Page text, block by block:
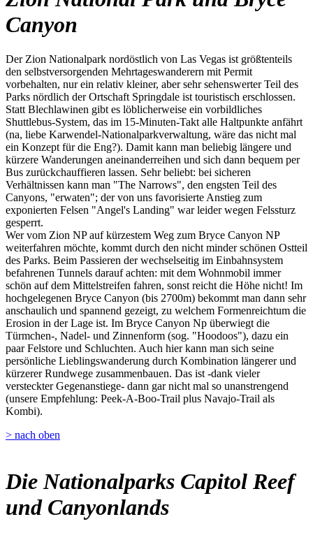
Canyon
Der Zion Nationalpark nordöstlich von Las Vegas ist größtenteils
den selbstversorgenden Mehrtageswanderern mit Permit
vorbehalten, nur ein relativ kleiner, aber sehr sehenswerter Teil des
Parks nördlich der Ortschaft Springdale ist touristisch erschlossen.
Statt Blechlawinen gibt es löblicherweise ein vorbildliches
Shuttlebus-System, das im 15-Minuten-Takt alle Haltpunkte anfährt
(na, liebe Karwendel-Nationalparkverwaltung, wäre das nicht mal
ein Konzept für die Eng?). Damit kann man beliebig längere und
kürzere Wanderungen aneinanderreihen und sich dann bequem per
Bus zurückchauffieren lassen. Sehr beliebt: bei sicheren
Verhältnissen kann man "The Narrows", den engsten Teil des
Canyons, "erwaten"; der von uns favorisierte Anstieg zum
exponierten Felsen "Angel's Landing" war leider wegen Felssturz
gesperrt.
Wer vom Zion NP auf kürzestem Weg zum Bryce Canyon NP
weiterfahren möchte, kommt durch den nicht minder schönen Ostteil
des Parks. Beim Passieren der wechselseitig im Einbahnsystem
befahrenen Tunnels darauf achten: mit dem Wohnmobil immer
schön auf dem Mittelstreifen fahren, sonst reicht die Höhe nicht! Im
hochgelegenen Bryce Canyon (bis 2700m) bekommt man dann sehr
anschaulich und spannend gezeigt, zu welchem Formenreichtum die
Erosion in der Lage ist. Im Bryce Canyon Np überwiegt die
Türmchen-, Nadel- und Zinnenform (sog. "Hoodoos"), dazu ein
paar Felstore und Schluchten. Auch hier kann man sich seine
persönliche Lieblingswanderung durch Kombination längerer und
kürzerer Rundwege zusammenbauen. Das ist -dank vieler
versteckter Gegenanstiege- dann gar nicht mal so unanstrengend
(unsere Empfehlung: Peek-A-Boo-Trail plus Navajo-Trail als
Kombi).
> nach oben
Die Nationalparks Capitol Reef
und Canyonlands